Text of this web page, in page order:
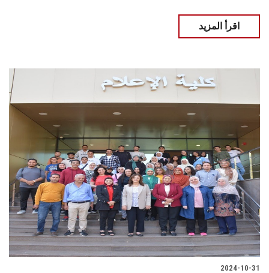
اقرأ المزيد
2024-10-31